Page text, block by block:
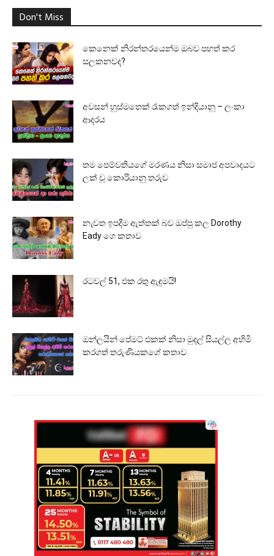
Don't Miss
කෙනෙක් නිරන්තරයෙන්ම ඔබව පහත් කර
සලකනවද?
අවසන් හුස්මතෙක් රැකගත් ඉන්දියානු – ලංකා
ආදරය
තම පෙම්වතියගේ මරණය නිසා සමාජ අපවාදයට
ලක් වූ කොරියානු තරුව
නැවත ඉපදීම ඇත්තක් බව ඔප්පු කල Dorothy
Eady ගෙ කතාව
රටවල් 51, එක රතු ඇඳුමයි!
ඔන්ලයින් පේමට් එකක් නිසා මුදල් සියල්ල අහිමි
කරගත් තරුණියකගේ කතාව